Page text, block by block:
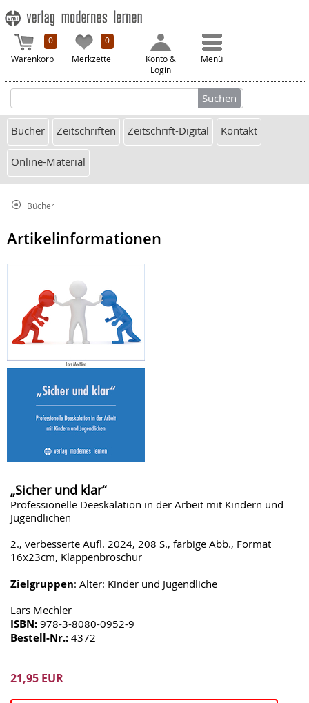
0
Warenkorb
0
Merkzettel
Konto &
Login
Menü
Bücher Zeitschriften Zeitschrift-Digital Kontakt
Online-Material
Bücher
Artikelinformationen
„Sicher und klar“
Professionelle Deeskalation in der Arbeit mit Kindern und
Jugendlichen
2., verbesserte Aufl. 2024, 208 S., farbige Abb., Format
16x23cm, Klappenbroschur
Zielgruppen: Alter: Kinder und Jugendliche
Lars Mechler
ISBN: 978-3-8080-0952-9
Bestell-Nr.: 4372
21,95 EUR